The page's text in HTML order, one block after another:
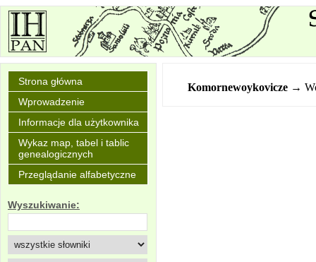
Strona główna
Wprowadzenie
Informacje dla użytkownika
Wykaz map, tabel i tablic
genealogicznych
Przeglądanie alfabetyczne
Wyszukiwanie:
Komornewoykovicze →